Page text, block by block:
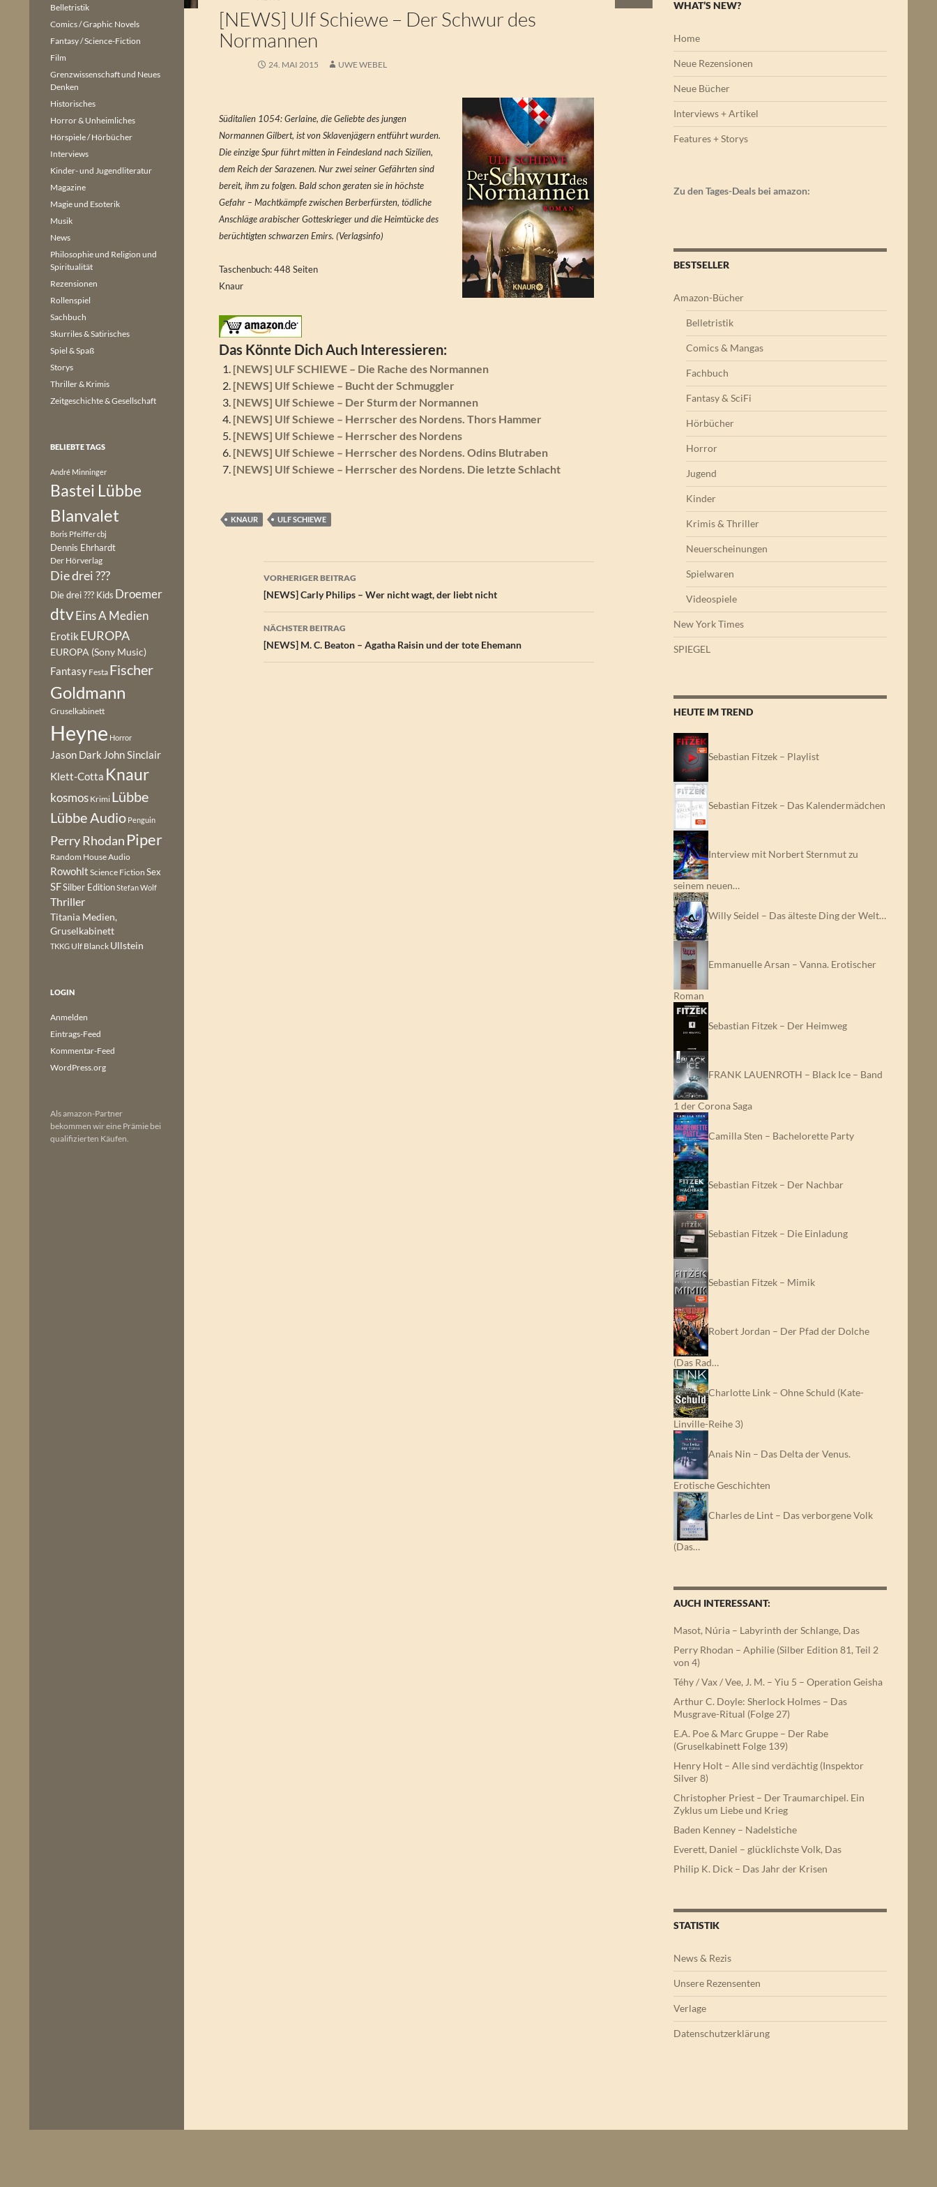
[NEWS] Ulf Schiewe – Der Schwur des
Normannen
24. MAI 2015 UWE WEBEL
Süditalien 1054: Gerlaine, die Geliebte des jungen
Normannen Gilbert, ist von Sklavenjägern entführt wurden.
Die einzige Spur führt mitten in Feindesland nach Sizilien,
dem Reich der Sarazenen. Nur zwei seiner Gefährten sind
bereit, ihm zu folgen. Bald schon geraten sie in höchste
Gefahr – Machtkämpfe zwischen Berberfürsten, tödliche
Anschläge arabischer Gotteskrieger und die Heimtücke des
berüchtigten schwarzen Emirs. (Verlagsinfo)
Taschenbuch: 448 Seiten
Knaur
Das Könnte Dich Auch Interessieren:
[NEWS] ULF SCHIEWE – Die Rache des Normannen
[NEWS] Ulf Schiewe – Bucht der Schmuggler
[NEWS] Ulf Schiewe – Der Sturm der Normannen
[NEWS] Ulf Schiewe – Herrscher des Nordens. Thors Hammer
[NEWS] Ulf Schiewe – Herrscher des Nordens
[NEWS] Ulf Schiewe – Herrscher des Nordens. Odins Blutraben
[NEWS] Ulf Schiewe – Herrscher des Nordens. Die letzte Schlacht
KNAUR ULF SCHIEWE
Beitragsnavigation
VORHERIGER BEITRAG
[NEWS] Carly Philips – Wer nicht wagt, der liebt nicht
NÄCHSTER BEITRAG
[NEWS] M. C. Beaton – Agatha Raisin und der tote Ehemann
WHAT’S NEW?
Home
Neue Rezensionen
Neue Bücher
Interviews + Artikel
Features + Storys
Zu den Tages-Deals bei amazon:
BESTSELLER
Amazon-Bücher
Belletristik
Comics & Mangas
Fachbuch
Fantasy & SciFi
Hörbücher
Horror
Jugend
Kinder
Krimis & Thriller
Neuerscheinungen
Spielwaren
Videospiele
New York Times
SPIEGEL
HEUTE IM TREND
Sebastian Fitzek – Playlist
Sebastian Fitzek – Das Kalendermädchen
Interview mit Norbert Sternmut zu
seinem neuen…
Willy Seidel – Das älteste Ding der Welt…
Emmanuelle Arsan – Vanna. Erotischer
Roman
Sebastian Fitzek – Der Heimweg
FRANK LAUENROTH – Black Ice – Band
1 der Corona Saga
Camilla Sten – Bachelorette Party
Sebastian Fitzek – Der Nachbar
Sebastian Fitzek – Die Einladung
Sebastian Fitzek – Mimik
Robert Jordan – Der Pfad der Dolche
(Das Rad…
Charlotte Link – Ohne Schuld (Kate-
Linville-Reihe 3)
Anais Nin – Das Delta der Venus.
Erotische Geschichten
Charles de Lint – Das verborgene Volk
(Das…
AUCH INTERESSANT:
Masot, Núria – Labyrinth der Schlange, Das
Perry Rhodan – Aphilie (Silber Edition 81, Teil 2
von 4)
Téhy / Vax / Vee, J. M. – Yiu 5 – Operation Geisha
Arthur C. Doyle: Sherlock Holmes – Das
Musgrave-Ritual (Folge 27)
E.A. Poe & Marc Gruppe – Der Rabe
(Gruselkabinett Folge 139)
Henry Holt – Alle sind verdächtig (Inspektor
Silver 8)
Christopher Priest – Der Traumarchipel. Ein
Zyklus um Liebe und Krieg
Baden Kenney – Nadelstiche
Everett, Daniel – glücklichste Volk, Das
Philip K. Dick – Das Jahr der Krisen
STATISTIK
News & Rezis
Unsere Rezensenten
Verlage
Datenschutzerklärung
Belletristik
Comics / Graphic Novels
Fantasy / Science-Fiction
Film
Grenzwissenschaft und Neues
Denken
Historisches
Horror & Unheimliches
Hörspiele / Hörbücher
Interviews
Kinder- und Jugendliteratur
Magazine
Magie und Esoterik
Musik
News
Philosophie und Religion und
Spiritualität
Rezensionen
Rollenspiel
Sachbuch
Skurriles & Satirisches
Spiel & Spaß
Storys
Thriller & Krimis
Zeitgeschichte & Gesellschaft
BELIEBTE TAGS
André Minninger
Bastei Lübbe
Blanvalet
Boris Pfeiffercbj
Dennis Ehrhardt
Der Hörverlag
Die drei ???
Die drei ??? Kids Droemer
dtvEins A Medien
Erotik EUROPA
EUROPA (Sony Music)
Fantasy Festa Fischer
Goldmann
Gruselkabinett
Heyne Horror
Jason Dark John Sinclair
Klett-Cotta Knaur
kosmos Krimi Lübbe
Lübbe Audio Penguin
Perry Rhodan Piper
Random House Audio
Rowohlt Science Fiction Sex
SFSilber EditionStefan Wolf
Thriller
Titania Medien,
Gruselkabinett
TKKG Ulf Blanck Ullstein
LOGIN
Anmelden
Eintrags-Feed
Kommentar-Feed
WordPress.org
Als amazon-Partner
bekommen wir eine Prämie bei
qualifizierten Käufen.